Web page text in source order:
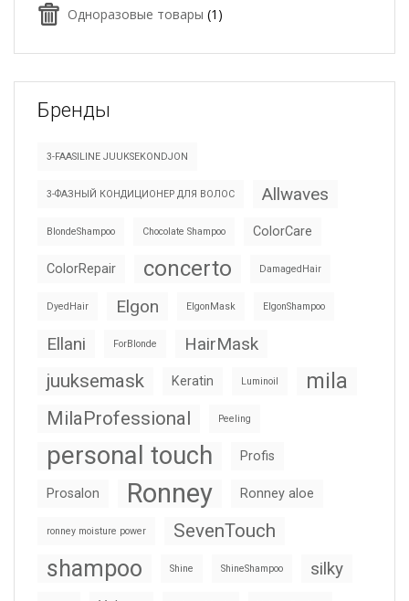
Одноразовые товары (1)
Бренды
3-FAASILINE JUUKSEKONDJON
3-ФАЗНЫЙ КОНДИЦИОНЕР ДЛЯ ВОЛОС Allwaves
BlondeShampoo Chocolate Shampoo ColorCare
ColorRepair concerto DamagedHair
DyedHair Elgon ElgonMask ElgonShampoo
Ellani ForBlonde HairMask
juuksemask Keratin Luminoil mila
MilaProfessional Peeling
personal touch Profis
Prosalon Ronney Ronney aloe
ronney moisture power SevenTouch
shampoo Shine ShineShampoo silky